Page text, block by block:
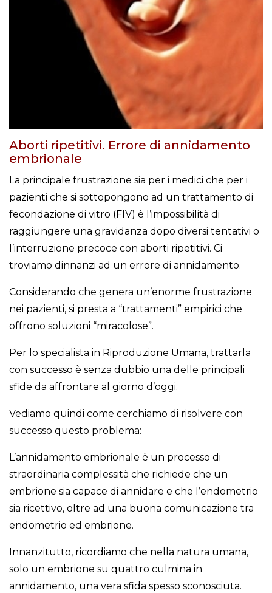
Aborti ripetitivi. Errore di annidamento
embrionale
La principale frustrazione sia per i medici che per i
pazienti che si sottopongono ad un trattamento di
fecondazione di vitro (FIV) è l’impossibilità di
raggiungere una gravidanza dopo diversi tentativi o
l’interruzione precoce con aborti ripetitivi. Ci
troviamo dinnanzi ad un errore di annidamento.
Considerando che genera un’enorme frustrazione
nei pazienti, si presta a “trattamenti” empirici che
offrono soluzioni “miracolose”.
Per lo specialista in Riproduzione Umana, trattarla
con successo è senza dubbio una delle principali
sfide da affrontare al giorno d’oggi.
Vediamo quindi come cerchiamo di risolvere con
successo questo problema:
L’annidamento embrionale è un processo di
straordinaria complessità che richiede che un
embrione sia capace di annidare e che l’endometrio
sia ricettivo, oltre ad una buona comunicazione tra
endometrio ed embrione.
Innanzitutto, ricordiamo che nella natura umana,
solo un embrione su quattro culmina in
annidamento, una vera sfida spesso sconosciuta.